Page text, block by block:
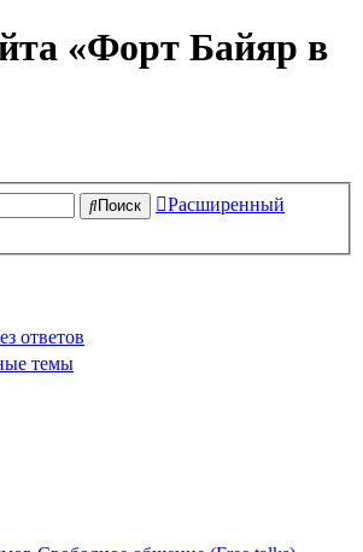
«Форт Байяр в
Поиск
Расширенный
ответов
темы